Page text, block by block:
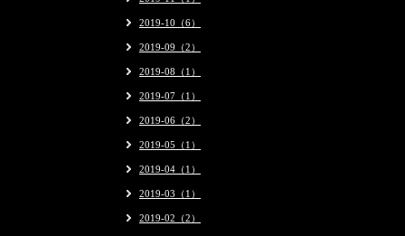
2019-10（6）
2019-09（2）
2019-08（1）
2019-07（1）
2019-06（2）
2019-05（1）
2019-04（1）
2019-03（1）
2019-02（2）